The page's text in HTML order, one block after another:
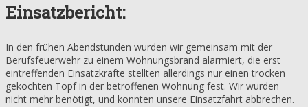
Einsatzbericht:
In den frühen Abendstunden wurden wir gemeinsam mit der
Berufsfeuerwehr zu einem Wohnungsbrand alarmiert, die erst
eintreffenden Einsatzkräfte stellten allerdings nur einen trocken
gekochten Topf in der betroffenen Wohnung fest. Wir wurden
nicht mehr benötigt, und konnten unsere Einsatzfahrt abbrechen.